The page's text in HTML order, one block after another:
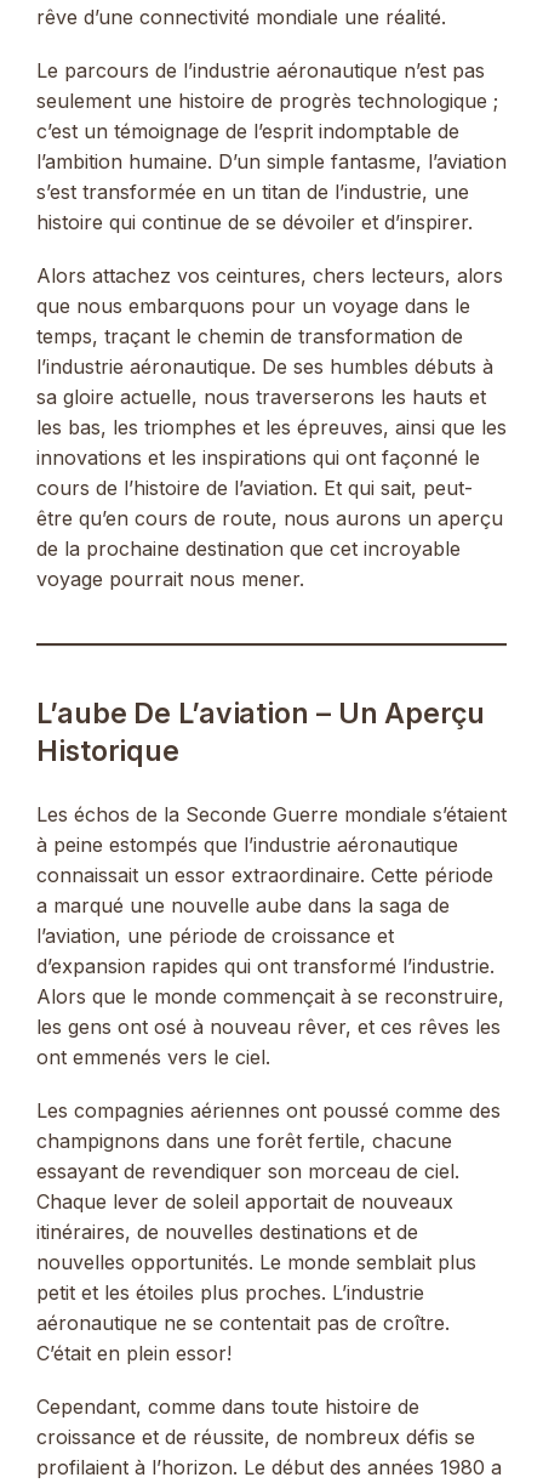
rêve d’une connectivité mondiale une réalité.
Le parcours de l’industrie aéronautique n’est pas
seulement une histoire de progrès technologique ;
c’est un témoignage de l’esprit indomptable de
l’ambition humaine. D’un simple fantasme, l’aviation
s’est transformée en un titan de l’industrie, une
histoire qui continue de se dévoiler et d’inspirer.
Alors attachez vos ceintures, chers lecteurs, alors
que nous embarquons pour un voyage dans le
temps, traçant le chemin de transformation de
l’industrie aéronautique. De ses humbles débuts à
sa gloire actuelle, nous traverserons les hauts et
les bas, les triomphes et les épreuves, ainsi que les
innovations et les inspirations qui ont façonné le
cours de l’histoire de l’aviation. Et qui sait, peut-
être qu’en cours de route, nous aurons un aperçu
de la prochaine destination que cet incroyable
voyage pourrait nous mener.
L’aube De L’aviation – Un Aperçu
Historique
Les échos de la Seconde Guerre mondiale s’étaient
à peine estompés que l’industrie aéronautique
connaissait un essor extraordinaire. Cette période
a marqué une nouvelle aube dans la saga de
l’aviation, une période de croissance et
d’expansion rapides qui ont transformé l’industrie.
Alors que le monde commençait à se reconstruire,
les gens ont osé à nouveau rêver, et ces rêves les
ont emmenés vers le ciel.
Les compagnies aériennes ont poussé comme des
champignons dans une forêt fertile, chacune
essayant de revendiquer son morceau de ciel.
Chaque lever de soleil apportait de nouveaux
itinéraires, de nouvelles destinations et de
nouvelles opportunités. Le monde semblait plus
petit et les étoiles plus proches. L’industrie
aéronautique ne se contentait pas de croître.
C’était en plein essor!
Cependant, comme dans toute histoire de
croissance et de réussite, de nombreux défis se
profilaient à l’horizon. Le début des années 1980 a